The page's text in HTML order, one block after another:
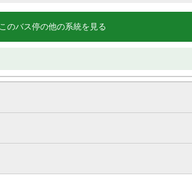
このバス停の他の系統を見る